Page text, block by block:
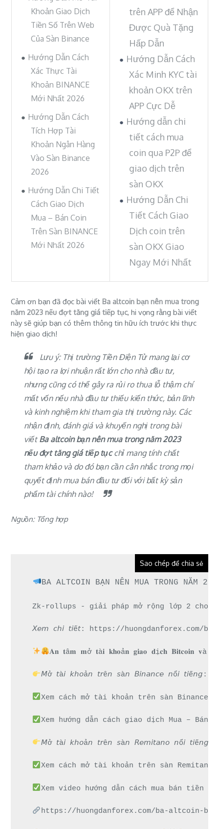
Khoản Giao Dịch
Tiền Số Trên Web
Của Sàn Binance
Hướng Dẫn Cách
Xác Thực Tài
Khoản BINANCE
Mới Nhất 2026
Hướng Dẫn Cách
Tích Hợp Tài
Khoản Ngân Hàng
Vào Sàn Binance
2026
Hướng Dẫn Chi Tiết
Cách Giao Dịch
Mua – Bán Coin
Trên Sàn BINANCE
Mới Nhất 2026
trên APP để Nhận
Được Quà Tặng
Hấp Dẫn
Hướng Dẫn Cách
Xác Minh KYC tài
khoản OKX trên
APP Cực Dễ
Hướng dẫn chi
tiết cách mua
coin qua P2P để
giao dịch trên
sàn OKX
Hướng Dẫn Chi
Tiết Cách Giao
Dịch coin trên
sàn OKX Giao
Ngay Mới Nhất
Cảm ơn bạn đã đọc bài viếtBa altcoin bạn nên mua trong
năm 2023 nếu đợt tăng giá tiếp tục, hi vọng rằng bài viết
này sẽ giúp bạn có thêm thông tin hữu ích trước khi thực
hiện giao dịch!
Lưu ý: Thị trường Tiền Điện Tử mang lại cơ
hội tạo ra lợi nhuận rất lớn cho nhà đầu tư,
nhưng cũng có thể gây ra rủi ro thua lỗ thậm chí
mất vốn nếu nhà đầu tư thiếu kiến thức, bản lĩnh
và kinh nghiệm khi tham gia thị trường này. Các
nhận định, đánh giá và khuyến nghị trong bài
viết Ba altcoin bạn nên mua trong năm 2023
nếu đợt tăng giá tiếp tụcchỉ mang tính chất
tham khảo và do đó bạn cần cân nhắc trong mọi
quyết định mua bán đầu tư đối với bất kỳ sản
phẩm tài chính nào!
Nguồn: Tổng hợp
Sao chép để chia sẻ
BA ALTCOIN BẠN NÊN MUA TRONG NĂM
Zk-rollups - giải pháp mở rộng lớp 2 cho
𝘟𝘦𝘮 𝘤𝘩𝘪 𝘵𝘪ế𝘵: https://huongdanforex.com/
𝐀𝐧 𝐭â𝐦 𝐦ở 𝐭à𝐢 𝐤𝐡𝐨ả𝐧 𝐠𝐢𝐚𝐨 𝐝ị𝐜𝐡 𝐁𝐢𝐭𝐜𝐨𝐢𝐧 𝐯à
𝘔ở 𝘵à𝘪 𝘬𝘩𝘰ả𝘯 𝘵𝘳ê𝘯 𝘴à𝘯 𝘉𝘪𝘯𝘢𝘯𝘤𝘦 𝘯ổ𝘪
Xem cách mở tài khoản trên sàn Binance
Xem hướng dẫn cách giao dịch Mua –
𝘔ở 𝘵à𝘪 𝘬𝘩𝘰ả𝘯 𝘵𝘳ê𝘯 𝘴à𝘯 𝘙𝘦𝘮𝘪𝘵𝘢𝘯𝘰 𝘯ổ𝘪
Xem cách mở tài khoản trên sàn
Xem video hướng dẫn cách mua bán tiền
https://huongdanforex.com/ba-altcoin-